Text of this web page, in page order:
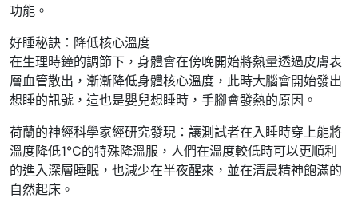
功能。
好睡秘訣：降低核心溫度
在生理時鐘的調節下，身體會在傍晚開始將熱量透過皮膚表
層血管散出，漸漸降低身體核心溫度，此時大腦會開始發出
想睡的訊號，這也是嬰兒想睡時，手腳會發熱的原因。
荷蘭的神經科學家經研究發現：讓測試者在入睡時穿上能將
溫度降低1°C的特殊降溫服，人們在溫度較低時可以更順利
的進入深層睡眠，也減少在半夜醒來，並在清晨精神飽滿的
自然起床。